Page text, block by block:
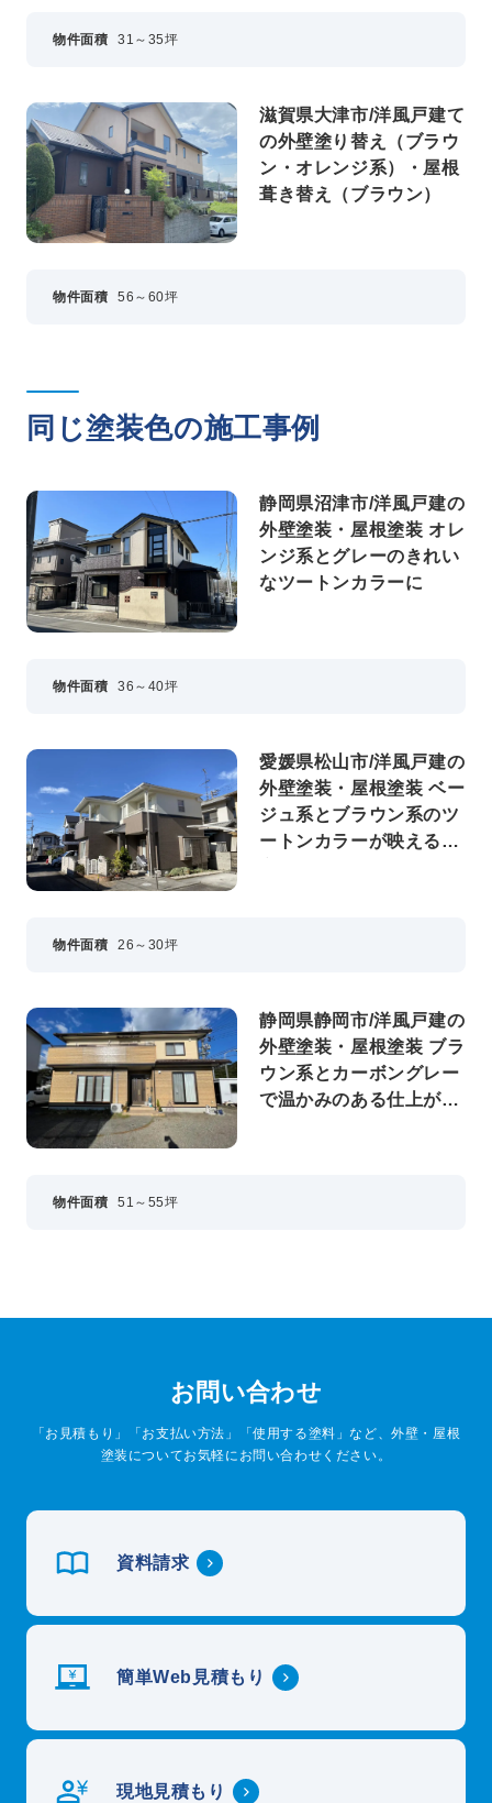
物件面積 31～35坪
滋賀県大津市/洋風戸建て
の外壁塗り替え（ブラウ
ン・オレンジ系）・屋根
葺き替え（ブラウン）
物件面積 56～60坪
同じ塗装色の施工事例
静岡県沼津市/洋風戸建の
外壁塗装・屋根塗装 オレ
ンジ系とグレーのきれい
なツートンカラーに
物件面積 36～40坪
愛媛県松山市/洋風戸建の
外壁塗装・屋根塗装 ベー
ジュ系とブラウン系のツ
ートンカラーが映えるお
物件面積 26～30坪
静岡県静岡市/洋風戸建の
外壁塗装・屋根塗装 ブラ
ウン系とカーボングレー
で温かみのある仕上がり
物件面積 51～55坪
お問い合わせ
「お見積もり」「お支払い方法」「使用する塗料」など、外壁・屋根
塗装についてお気軽にお問い合わせください。
資料請求
簡単Web見積もり
現地見積もり